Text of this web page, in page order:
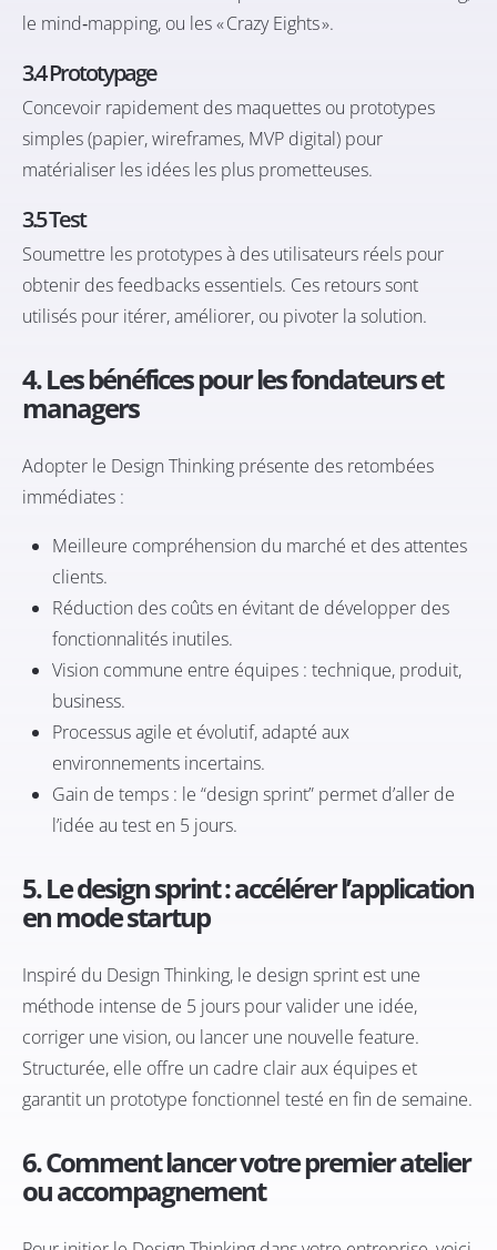
le mind‑mapping, ou les « Crazy Eights ».
3.4 Prototypage
Concevoir rapidement des maquettes ou prototypes
simples (papier, wireframes, MVP digital) pour
matérialiser les idées les plus prometteuses.
3.5 Test
Soumettre les prototypes à des utilisateurs réels pour
obtenir des feedbacks essentiels. Ces retours sont
utilisés pour itérer, améliorer, ou pivoter la solution.
4. Les bénéfices pour les fondateurs et
managers
Adopter le Design Thinking présente des retombées
immédiates :
Meilleure compréhension du marché et des attentes
clients.
Réduction des coûts en évitant de développer des
fonctionnalités inutiles.
Vision commune entre équipes : technique, produit,
business.
Processus agile et évolutif, adapté aux
environnements incertains.
Gain de temps : le “design sprint” permet d’aller de
l’idée au test en 5 jours.
5. Le design sprint : accélérer l’application
en mode startup
Inspiré du Design Thinking, le design sprint est une
méthode intense de 5 jours pour valider une idée,
corriger une vision, ou lancer une nouvelle feature.
Structurée, elle offre un cadre clair aux équipes et
garantit un prototype fonctionnel testé en fin de semaine.
6. Comment lancer votre premier atelier
ou accompagnement